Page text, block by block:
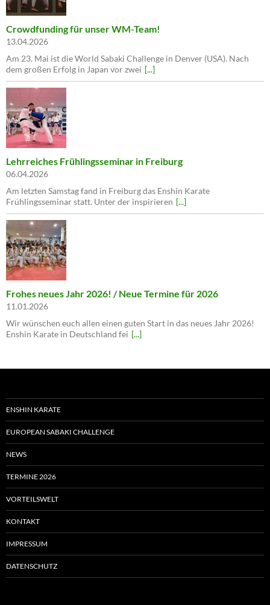
Crowdfunding für unser WM-Team!
13.04.2026
Am 23. Mai ist die World Sabaki Challenge in Denver (USA). Nach
dem großen Erfolg in Japan vor zwei [...]
Lehrreiches Frühlingsseminar in Freiburg
06.04.2026
Am letzten Samstag fand in Freiburg das Enshin Karate
Frühlingsseminar statt. Unter der inspirieren [...]
Frohes neues Jahr 2026! / Neue Termine für 2026
11.01.2026
Wir wünschen euch allen einen guten Start in das neues Jahr 2026!
Enshin Karate in Deutschland fei [...]
ENSHIN KARATE
EUROPEAN SABAKI CHALLENGE
NEWS
TERMINE 2026
VORTEILSWELT
KONTAKT
IMPRESSUM
DATENSCHUTZ